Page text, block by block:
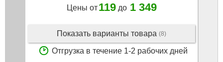
Цены от 119до 1 349
Показать варианты товара (8)
Отгрузка в течение 1-2 рабочих дней